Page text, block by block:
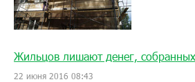
Жильцов лишают денег,
22 июня 2016 08:43